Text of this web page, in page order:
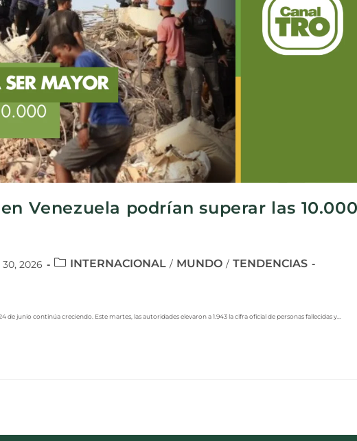
Venezuela podrían superar las
2026 INTERNACIONAL / MUNDO / TENDENCIAS
junio continúa creciendo. Este martes, las autoridades elevaron a 1.943 la cifra oficial de personas fallecidas y…